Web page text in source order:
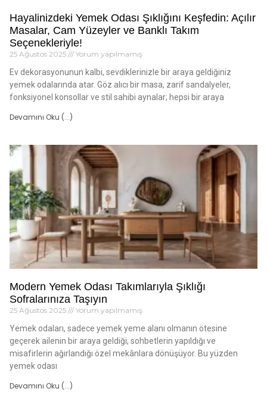
Hayalinizdeki Yemek Odası Şıklığını Keşfedin: Açılır
Masalar, Cam Yüzeyler ve Banklı Takım
Seçenekleriyle!
25 Ağustos 2025 Yorum yapılmamış
Ev dekorasyonunun kalbi, sevdiklerinizle bir araya geldiğiniz
yemek odalarında atar. Göz alıcı bir masa, zarif sandalyeler,
fonksiyonel konsollar ve stil sahibi aynalar; hepsi bir araya
Devamını Oku (...)
Modern Yemek Odası Takımlarıyla Şıklığı
Sofralarınıza Taşıyın
25 Ağustos 2025 Yorum yapılmamış
Yemek odaları, sadece yemek yeme alanı olmanın ötesine
geçerek ailenin bir araya geldiği, sohbetlerin yapıldığı ve
misafirlerin ağırlandığı özel mekânlara dönüşüyor. Bu yüzden
yemek odası
Devamını Oku (...)